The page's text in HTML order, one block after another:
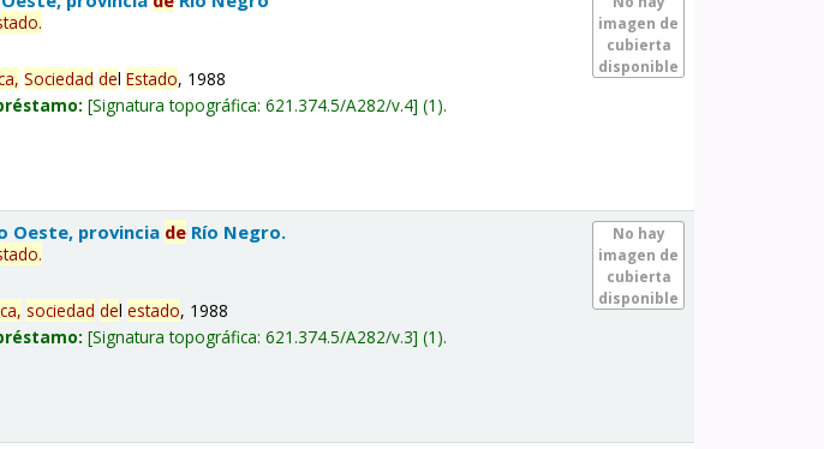
imagen de
cubierta
disponible
.
Sociedad delEstado, 1988
Signatura topográfica:621.374.5/A282/v.4 (1).
No hay
imagen de
cubierta
disponible
Oeste, provincia de Río Negro.
.
sociedad delestado, 1988
Signatura topográfica:621.374.5/A282/v.3 (1).